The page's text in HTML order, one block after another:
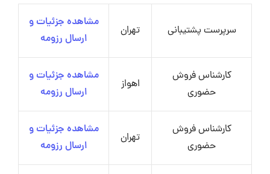
سرپرست پشتیبانی تهران
مشاهده جزئیات و
ارسال رزومه
کارشناس فروش
حضوری
اهواز
مشاهده جزئیات و
ارسال رزومه
کارشناس فروش
حضوری
تهران
مشاهده جزئیات و
ارسال رزومه